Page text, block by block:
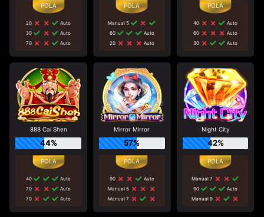
20
Auto
30
Auto
70
Auto
Manual 5
60
Auto
20
Auto
40
Auto
60
Auto
30
Auto
888 Cai Shen
44%
40
Auto
70
Auto
70
Auto
Mirror Mirror
57%
90
Auto
Manual 5
Manual 7
Night City
42%
Manual 7
90
Auto
Manual 9